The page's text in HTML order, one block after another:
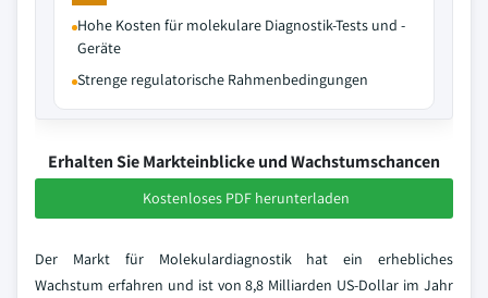
Hohe Kosten für molekulare Diagnostik-Tests und -
Geräte
Strenge regulatorische Rahmenbedingungen
Erhalten Sie Markteinblicke und Wachstumschancen
Kostenloses PDF herunterladen
Der Markt für Molekulardiagnostik hat ein erhebliches
Wachstum erfahren und ist von 8,8 Milliarden US-Dollar im Jahr